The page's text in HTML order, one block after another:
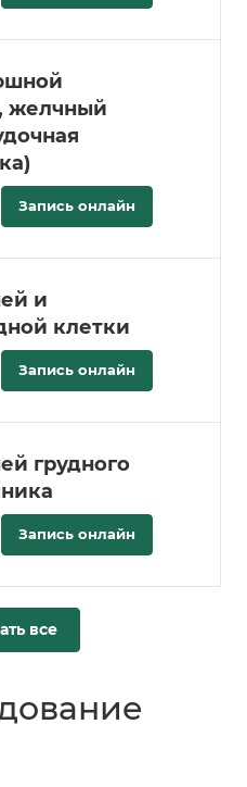
желчный
Запись онлайн
и
клетки
Запись онлайн
грудного
Запись онлайн
все